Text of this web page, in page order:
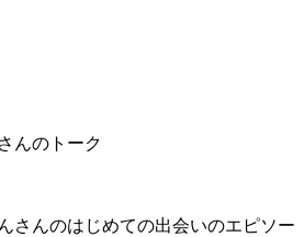
んのトーク
さんのはじめての出会いのエピソー